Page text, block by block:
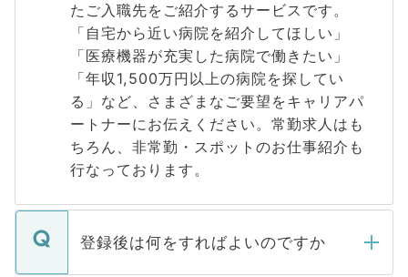
たご入職先をご紹介するサービスです。
「自宅から近い病院を紹介してほしい」
「医療機器が充実した病院で働きたい」
「年収1,500万円以上の病院を探してい
る」など、さまざまなご要望をキャリアパ
ートナーにお伝えください。常勤求人はも
ちろん、非常勤・スポットのお仕事紹介も
行なっております。
登録後は何をすればよいのですか